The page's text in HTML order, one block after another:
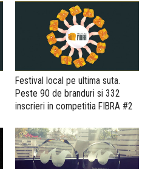
Festival local pe ultima suta.
Peste 90 de branduri si 332
inscrieri in competitia FIBRA #2